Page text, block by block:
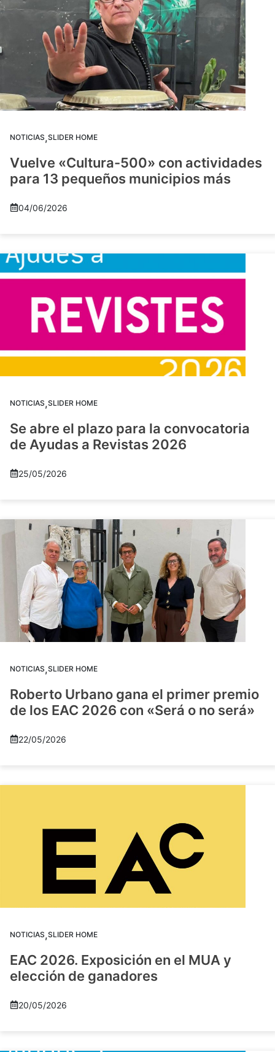
NOTICIAS,SLIDER HOME
Vuelve «Cultura-500» con actividades
para 13 pequeños municipios más
04/06/2026
NOTICIAS,SLIDER HOME
Se abre el plazo para la convocatoria
de Ayudas a Revistas 2026
25/05/2026
NOTICIAS,SLIDER HOME
Roberto Urbano gana el primer premio
de los EAC 2026 con «Será o no será»
22/05/2026
NOTICIAS,SLIDER HOME
EAC 2026. Exposición en el MUA y
elección de ganadores
20/05/2026